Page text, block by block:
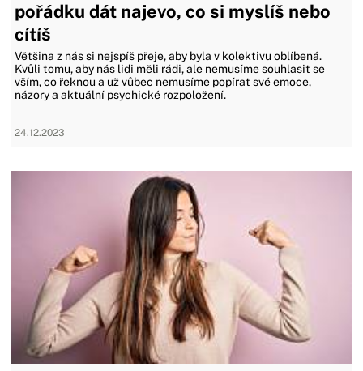
pořádku dát najevo, co si myslíš nebo
cítíš
Většina z nás si nejspíš přeje, aby byla v kolektivu oblíbená.
Kvůli tomu, aby nás lidi měli rádi, ale nemusíme souhlasit se
vším, co řeknou a už vůbec nemusíme popírat své emoce,
názory a aktuální psychické rozpoložení.
24.12.2023